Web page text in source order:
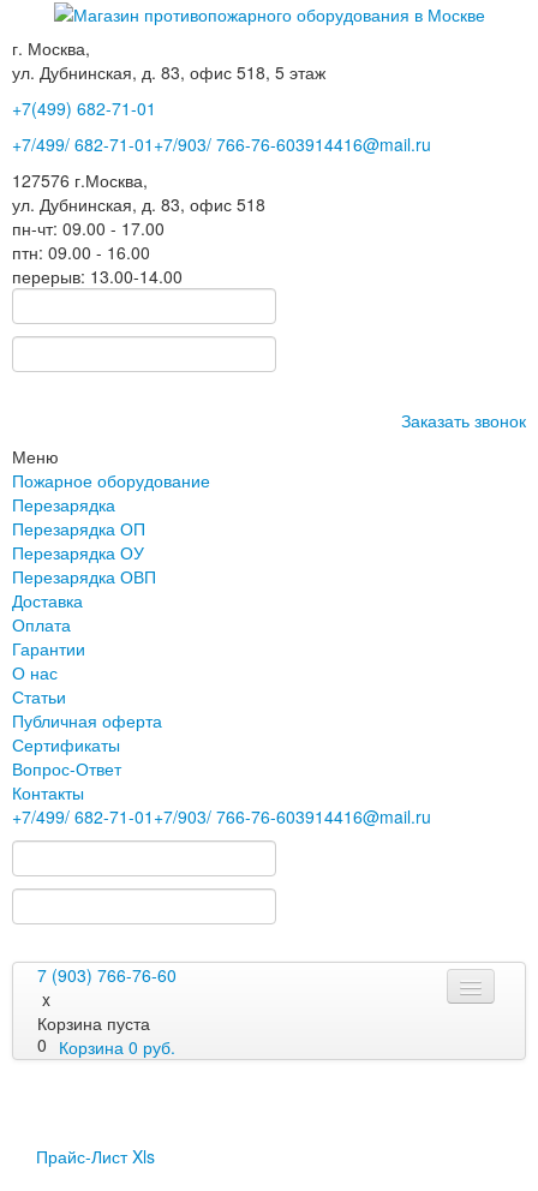
г. Москва,
ул. Дубнинская, д. 83, офис 518, 5 этаж
+7(499) 682-71-01
+7/499/ 682-71-01 +7/903/ 766-76-603914416@mail.ru
127576 г.Москва,
ул. Дубнинская, д. 83, офис 518
пн-чт: 09.00 - 17.00
птн: 09.00 - 16.00
перерыв: 13.00-14.00
Заказать звонок
Меню
Пожарное оборудование
Перезарядка
Перезарядка ОП
Перезарядка ОУ
Перезарядка ОВП
Доставка
Оплата
Гарантии
О нас
Статьи
Публичная оферта
Сертификаты
Вопрос-Ответ
Контакты
+7/499/ 682-71-01 +7/903/ 766-76-603914416@mail.ru
7 (903) 766-76-60
x
Корзина пуста
0 Корзина 0 руб.
Перезарядка ОП
Прайс-Лист Xls